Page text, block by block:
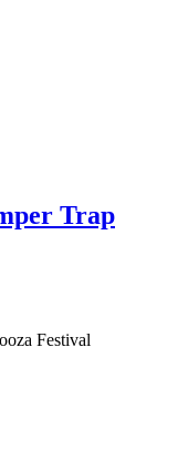
Trap
Festival